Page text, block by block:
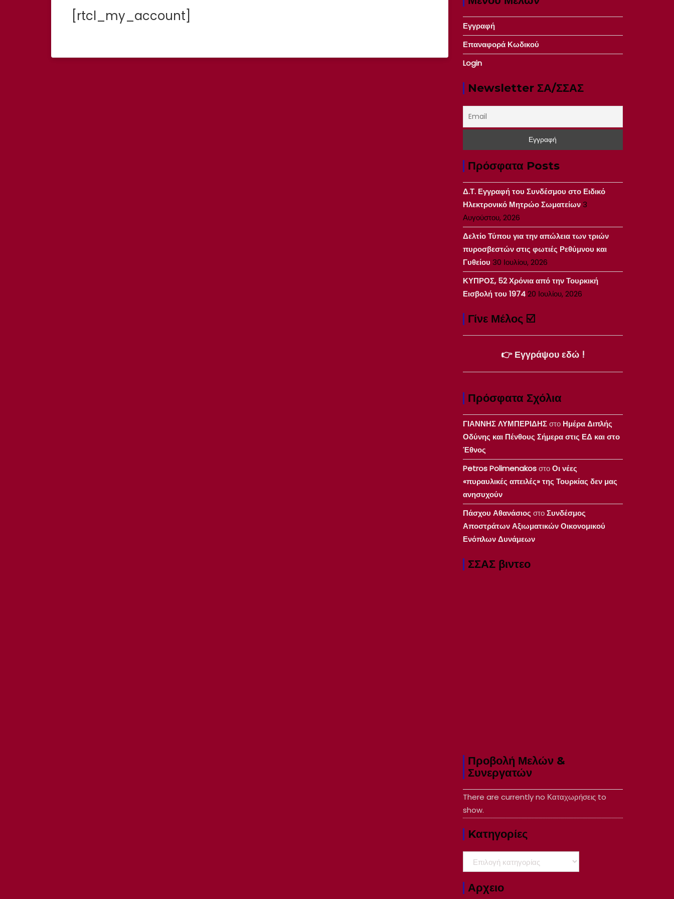
[rtcl_my_account]
Εγγραφή
Επαναφορά Κωδικού
Login
Newsletter ΣΑ/ΣΣΑΣ
Πρόσφατα Posts
Δ.Τ. Εγγραφή του Συνδέσμου στο Ειδικό
Ηλεκτρονικό Μητρώο Σωματείων3
Αυγούστου, 2026
Δελτίο Τύπου για την απώλεια των τριών
πυροσβεστών στις φωτιές Ρεθύμνου και
Γυθείου 30 Ιουλίου, 2026
ΚΥΠΡΟΣ, 52 Χρόνια από την Τουρκική
Εισβολή του 197420 Ιουλίου, 2026
Γίνε Μέλος ☑️
👉 Εγγράψου εδώ !
Πρόσφατα Σχόλια
ΓΙΑΝΝΗΣ ΛΥΜΠΕΡΙΔΗΣστο Ημέρα Διπλής
Οδύνης και Πένθους Σήμερα στις ΕΔ και στο
Έθνος
Petros PolimenakosστοΟι νέες
«πυραυλικές απειλές» της Τουρκίας δεν μας
ανησυχούν
Πάσχου Αθανάσιος στοΣυνδέσμος
Αποστράτων Αξιωματικών Οικονομικού
Ενόπλων Δυνάμεων
ΣΣΑΣ βιντεο
Προβολή Μελών &
Συνεργατών
There are currently no Καταχωρήσεις to
show.
Kατηγορίες
Kατηγορίες
Αρχειο